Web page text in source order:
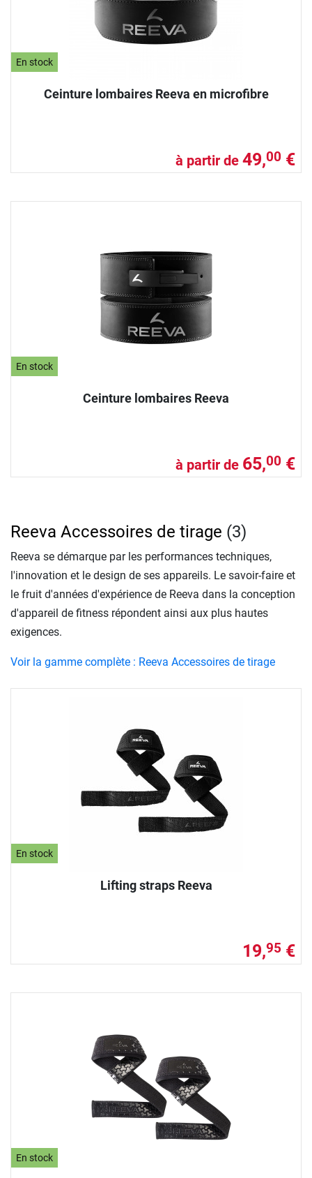
En stock
Ceinture lombaires Reeva en microfibre
à partir de 49,00 €
En stock
Ceinture lombaires Reeva
à partir de 65,00 €
En stock
Lifting straps Reeva
19,95 €
En stock
Reeva Accessoires de tirage (3)
Reeva se démarque par les performances techniques,
l'innovation et le design de ses appareils. Le savoir-faire et
le fruit d'années d'expérience de Reeva dans la conception
d'appareil de fitness répondent ainsi aux plus hautes
exigences.
Voir la gamme complète : Reeva Accessoires de tirage